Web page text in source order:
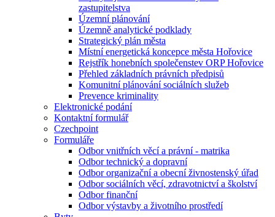
zastupitelstva
Územní plánování
Územně analytické podklady
Strategický plán města
Místní energetická koncepce města Hořovice
Rejstřík honebních společenstev ORP Hořovice
Přehled základních právních předpisů
Komunitní plánování sociálních služeb
Prevence kriminality
Elektronické podání
Kontaktní formulář
Czechpoint
Formuláře
Odbor vnitřních věcí a právní - matrika
Odbor technický a dopravní
Odbor organizační a obecní živnostenský úřad
Odbor sociálních věcí, zdravotnictví a školství
Odbor finanční
Odbor výstavby a životního prostředí